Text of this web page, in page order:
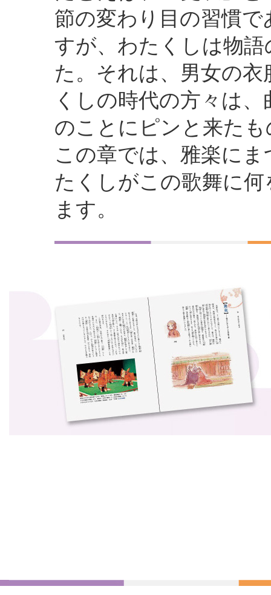
節の変わり目の習慣
すが、わたくしは物
た。それは、男女の
くしの時代の方々は
のことにピンと来た
この章では、雅楽に
たくしがこの歌舞に
ます。